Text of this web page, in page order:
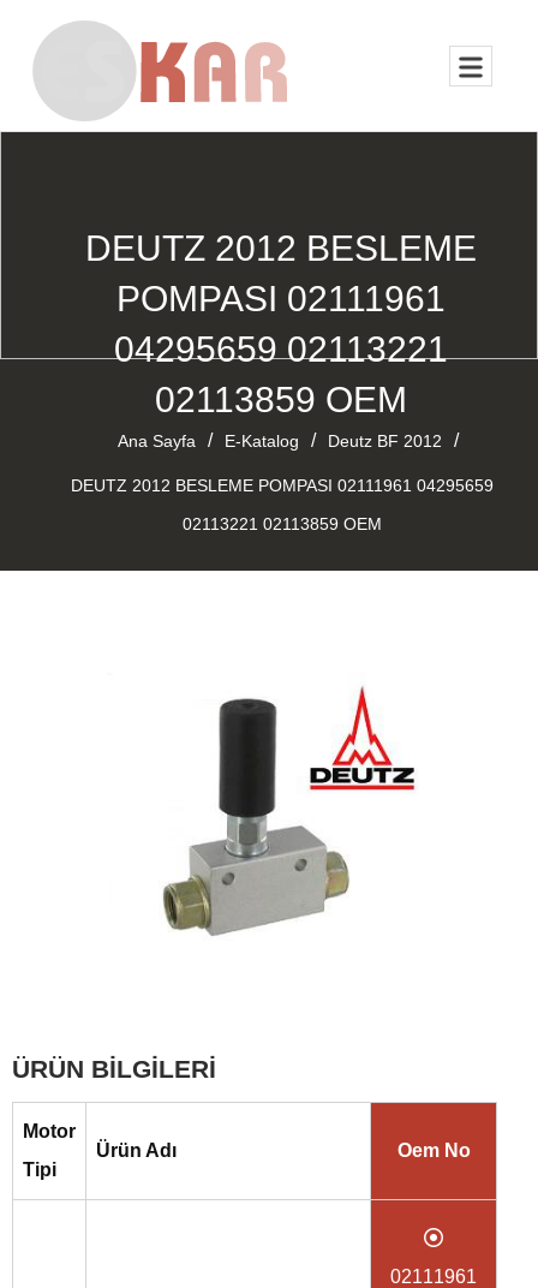
DEUTZ 2012 BESLEME
POMPASI 02111961
04295659 02113221
02113859 OEM
Ana Sayfa / E-Katalog / Deutz BF 2012 /
DEUTZ 2012 BESLEME POMPASI 02111961 04295659
02113221 02113859 OEM
ÜRÜN BİLGİLERİ
Motor
Tipi
Ürün Adı Oem No
02111961